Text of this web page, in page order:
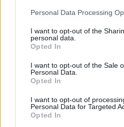
Personal Data Processing
I want to opt-out of the
personal data.
Opted In
I want to opt-out of the Sale
Personal Data.
Opted In
I want to opt-out of
Personal Data for Targeted
Opted In
Η Θερμή γιόρτασε τους
γευστικούς θησαυρούς της
Λέσβου
Λάδι και τυρί βρέθηκαν στο
επίκεντρο της γιορτής που
πραγματοποιήθηκε στο Δημοτικό
Σχολείο της Θερμής, στο πλαίσιο
Καλοκαιριού